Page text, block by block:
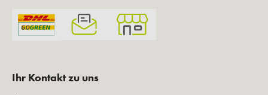
Ihr Kontakt zu uns